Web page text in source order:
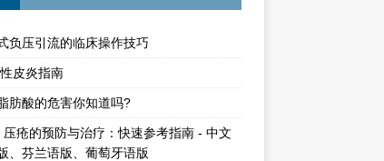
负压引流的临床操作技巧
皮炎指南
肪酸的危害你知道吗?
压疮的预防与治疗：快速参考指南 - 中文
、芬兰语版、葡萄牙语版